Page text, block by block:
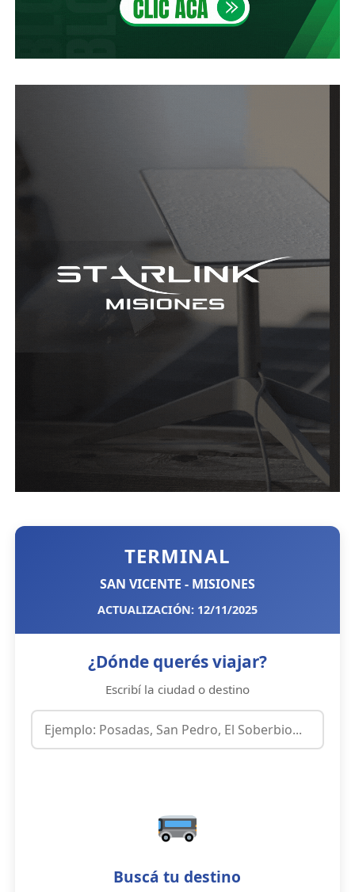
TERMINAL
SAN VICENTE - MISIONES
ACTUALIZACIÓN: 12/11/2025
¿Dónde querés viajar?
Escribí la ciudad o destino
Buscá tu destino